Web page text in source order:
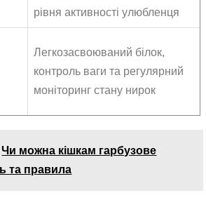
рівня активності улюбленця
Легкозасвоюваний білок,
контроль ваги та регулярний
моніторинг стану нирок
Чи можна кішкам гарбузове
та правила